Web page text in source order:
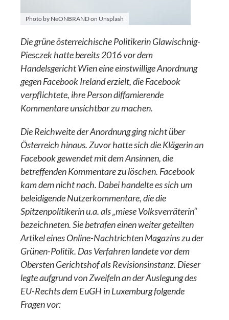
Photo by NeONBRAND on Unsplash
Die grüne österreichische Politikerin Glawischnig-
Piesczek hatte bereits 2016 vor dem
Handelsgericht Wien eine einstwillige Anordnung
gegen Facebook Ireland erzielt, die Facebook
verpflichtete, ihre Person diffamierende
Kommentare unsichtbar zu machen.
Die Reichweite der Anordnung ging nicht über
Österreich hinaus. Zuvor hatte sich die Klägerin an
Facebook gewendet mit dem Ansinnen, die
betreffenden Kommentare zu löschen. Facebook
kam dem nicht nach. Dabei handelte es sich um
beleidigende Nutzerkommentare, die die
Spitzenpolitikerin u.a. als „miese Volksverräterin“
bezeichneten. Sie betrafen einen weiter geteilten
Artikel eines Online-Nachtrichten Magazins zu der
Grünen-Politik. Das Verfahren landete vor dem
Obersten Gerichtshof als Revisionsinstanz. Dieser
legte aufgrund von Zweifeln an der Auslegung des
EU-Rechts dem EuGH in Luxemburg folgende
Fragen vor: